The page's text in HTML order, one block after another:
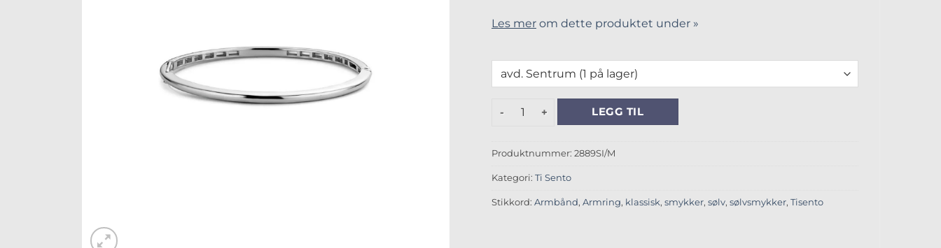
Les mer om dette produktet under »
Klassisk armring i sølv antall
LEGG TIL
Produktnummer: 2889SI/M
Kategori: Ti Sento
Stikkord: Armbånd, Armring, klassisk, smykker, sølv, sølvsmykker, Tisento